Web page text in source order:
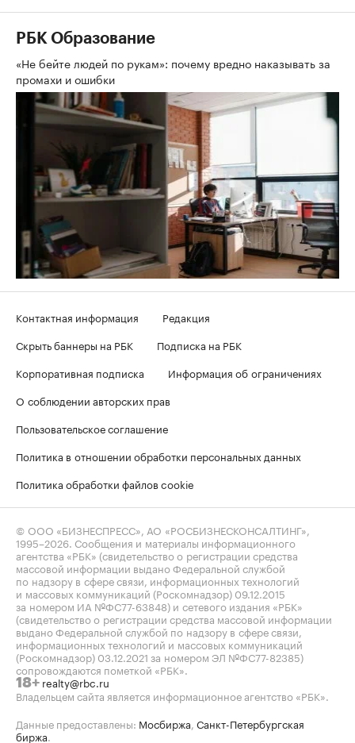
РБК Образование
«Не бейте людей по рукам»: почему вредно наказывать за
промахи и ошибки
Контактная информация
Редакция
Скрыть баннеры на РБК
Подписка на РБК
Корпоративная подписка
Информация об ограничениях
О соблюдении авторских прав
Пользовательское соглашение
Политика в отношении обработки персональных данных
Политика обработки файлов cookie
© ООО «БИЗНЕСПРЕСС», АО «РОСБИЗНЕСКОНСАЛТИНГ»,
1995–2026. Сообщения и материалы информационного
агентства «РБК» (свидетельство о регистрации средства
массовой информации выдано Федеральной службой
по надзору в сфере связи, информационных технологий
и массовых коммуникаций (Роскомнадзор) 09.12.2015
за номером ИА №ФС77-63848) и сетевого издания «РБК»
(свидетельство о регистрации средства массовой информации
выдано Федеральной службой по надзору в сфере связи,
информационных технологий и массовых коммуникаций
(Роскомнадзор) 03.12.2021 за номером ЭЛ №ФС77-82385)
сопровождаются пометкой «РБК».
18+ realty@rbc.ru
Владельцем сайта является информационное агентство «РБК».
Данные предоставлены: Мосбиржа, Санкт-Петербургская
биржа.